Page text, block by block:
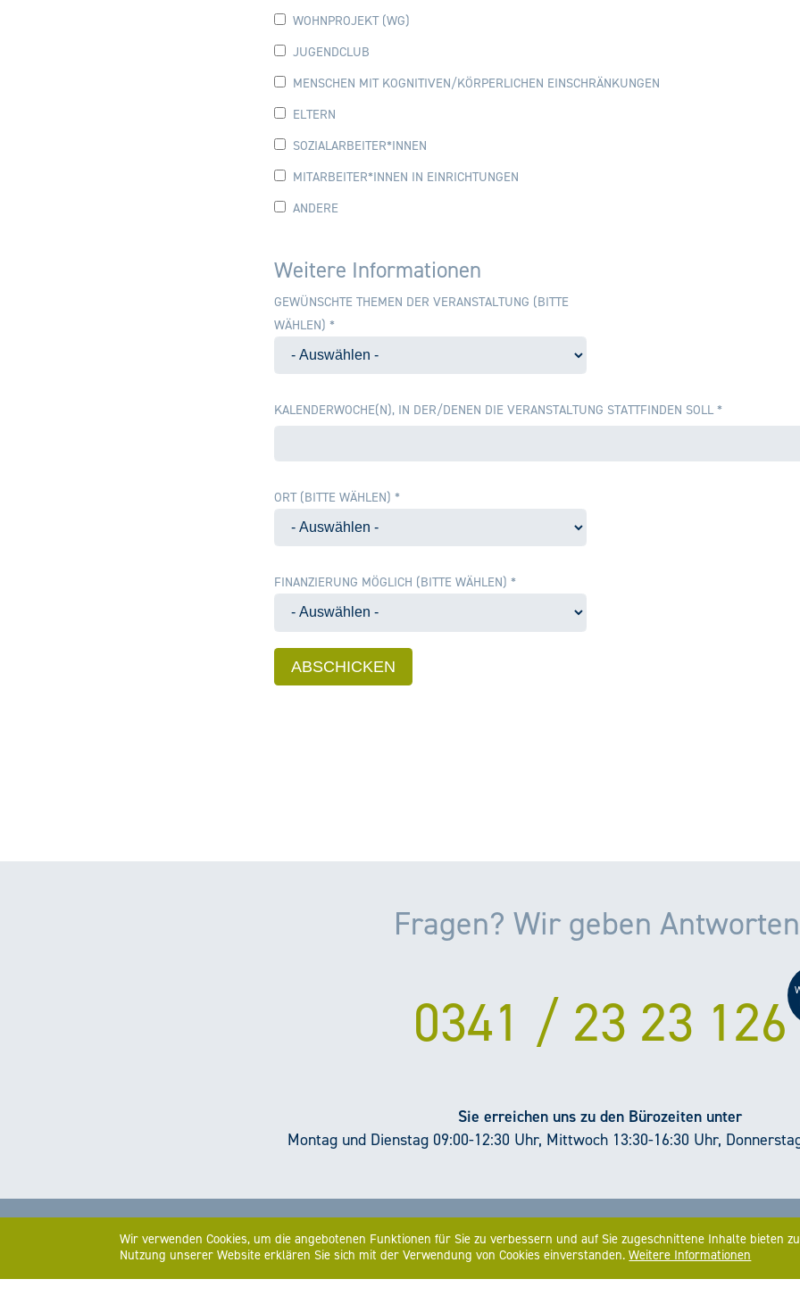
WOHNPROJEKT (WG)
JUGENDCLUB
MENSCHEN MIT KOGNITIVEN/KÖRPERLICHEN EINSCHRÄNKUNGEN
ELTERN
SOZIALARBEITER*INNEN
MITARBEITER*INNEN IN EINRICHTUNGEN
ANDERE
Weitere Informationen
GEWÜNSCHTE THEMEN DER VERANSTALTUNG (BITTE
WÄHLEN) *
KALENDERWOCHE(N), IN DER/DENEN DIE VERANSTALTUNG STATTFINDEN SOLL*
ORT (BITTE WÄHLEN) *
FINANZIERUNG MÖGLICH (BITTE WÄHLEN) *
ABSCHICKEN
Fragen? Wir geben
0341 / 23 23 126
Sie erreichen uns zu den Bürozeiten unter
Montag und Dienstag 09:00-12:30 Uhr, Mittwoch 13:30-16:30 Uhr,
Impressum Datenschutz Netzwerkpartner
Wir verwenden Cookies, um die angebotenen Funktionen für Sie zu verbessern und auf Sie zugeschnittene Inhalte bieten
Nutzung unserer Website erklären Sie sich mit der Verwendung von Cookies einverstanden.Weitere Informationen